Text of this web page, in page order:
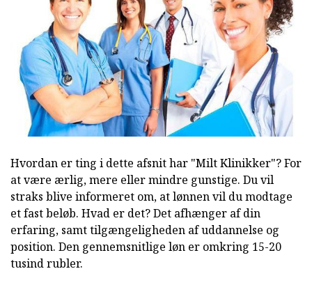
Hvordan er ting i dette afsnit har "Milt Klinikker"? For
at være ærlig, mere eller mindre gunstige. Du vil
straks blive informeret om, at lønnen vil du modtage
et fast beløb. Hvad er det? Det afhænger af din
erfaring, samt tilgængeligheden af uddannelse og
position. Den gennemsnitlige løn er omkring 15-20
tusind rubler.